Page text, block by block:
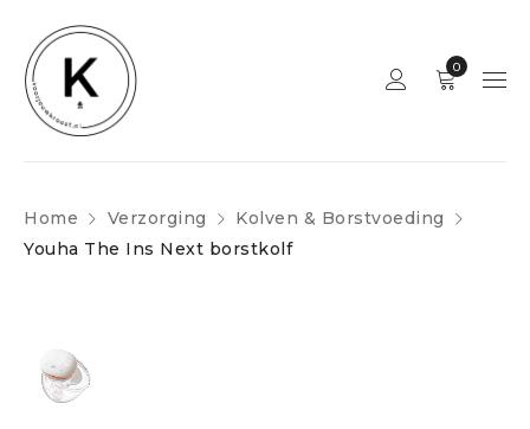
0
Home Verzorging
Kolven & Borstvoeding
Youha The Ins Next borstkolf